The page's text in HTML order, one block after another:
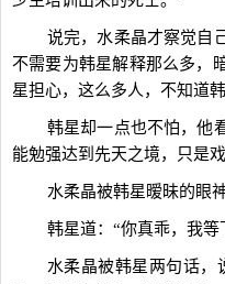
说完，水柔晶才察觉自
不需要为韩星解释那么多，
星担心，这么多人，不知道
韩星却一点也不怕，他
能勉强达到先天之境，只是
水柔晶被韩星暧昧的眼
韩星道：“你真乖，我等
水柔晶被韩星两句话，